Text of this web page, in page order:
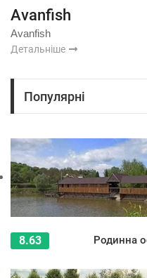
Аvanfish
Аvanfish
Детальніше
Популярні
8.63 Родинна